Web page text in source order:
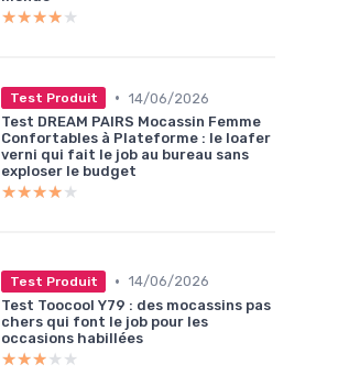
★★★★★
★★★★★
Test Produit • 14/06/2026
Test DREAM PAIRS Mocassin Femme
Confortables à Plateforme : le loafer
verni qui fait le job au bureau sans
exploser le budget
★★★★★
★★★★★
Test Produit • 14/06/2026
Test Toocool Y79 : des mocassins pas
chers qui font le job pour les
occasions habillées
★★★★★
★★★★★